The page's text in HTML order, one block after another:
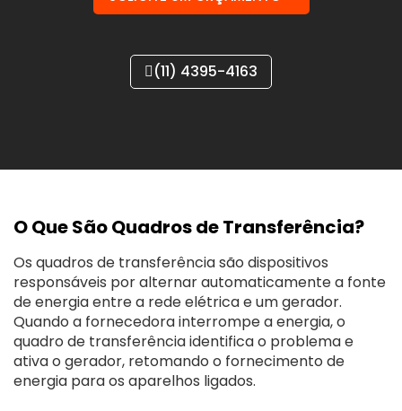
(11) 4395-4163
O Que São Quadros de Transferência?
Os quadros de transferência são dispositivos
responsáveis por alternar automaticamente a fonte
de energia entre a rede elétrica e um gerador.
Quando a fornecedora interrompe a energia, o
quadro de transferência identifica o problema e
ativa o gerador, retomando o fornecimento de
energia para os aparelhos ligados.